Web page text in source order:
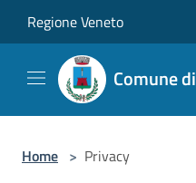
Regione Veneto
Comune
Home > Privacy